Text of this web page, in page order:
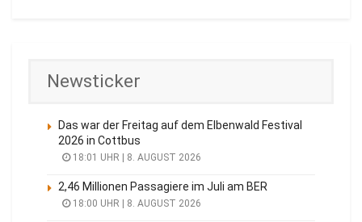
Newsticker
Das war der Freitag auf dem Elbenwald Festival
2026 in Cottbus
18:01 UHR | 8. AUGUST 2026
2,46 Millionen Passagiere im Juli am BER
18:00 UHR | 8. AUGUST 2026